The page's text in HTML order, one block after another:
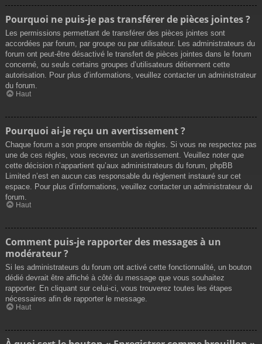
Pourquoi ne puis-je pas transférer de pièces jointes ?
Les permissions permettant de transférer des pièces jointes sont
accordées par forum, par groupe ou par utilisateur. Les administrateurs du
forum ont peut-être désactivé le transfert de pièces jointes dans le forum
concerné, ou seuls certains groupes d’utilisateurs détiennent cette
autorisation. Pour plus d’informations, veuillez contacter un administrateur
du forum.
Haut
Pourquoi ai-je reçu un avertissement ?
Chaque forum a son propre ensemble de règles. Si vous ne respectez pas
une de ces règles, vous recevrez un avertissement. Veuillez noter que
cette décision n’appartient qu’aux administrateurs du forum, phpBB
Limited n’est en aucun cas responsable du règlement instauré sur cet
espace. Pour plus d’informations, veuillez contacter un administrateur du
forum.
Haut
Comment puis-je rapporter des messages à un
modérateur ?
Si les administrateurs du forum ont activé cette fonctionnalité, un bouton
dédié devrait être affiché à côté du message que vous souhaitez
rapporter. En cliquant sur celui-ci, vous trouverez toutes les étapes
nécessaires afin de rapporter le message.
Haut